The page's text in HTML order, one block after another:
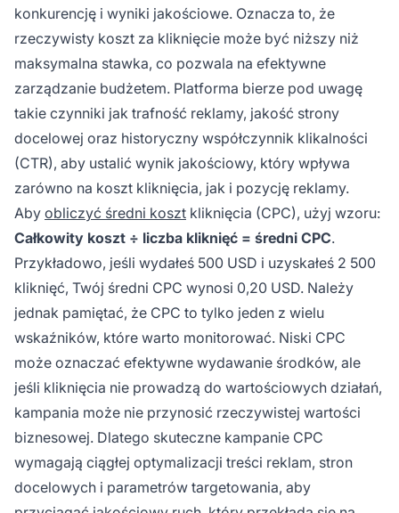
konkurencję i wyniki jakościowe. Oznacza to, że
rzeczywisty koszt za kliknięcie może być niższy niż
maksymalna stawka, co pozwala na efektywne
zarządzanie budżetem. Platforma bierze pod uwagę
takie czynniki jak trafność reklamy, jakość strony
docelowej oraz historyczny współczynnik klikalności
(CTR), aby ustalić wynik jakościowy, który wpływa
zarówno na koszt kliknięcia, jak i pozycję reklamy.
Aby obliczyć średni koszt kliknięcia (CPC), użyj wzoru:
Całkowity koszt ÷ liczba kliknięć = średni CPC.
Przykładowo, jeśli wydałeś 500 USD i uzyskałeś 2 500
kliknięć, Twój średni CPC wynosi 0,20 USD. Należy
jednak pamiętać, że CPC to tylko jeden z wielu
wskaźników, które warto monitorować. Niski CPC
może oznaczać efektywne wydawanie środków, ale
jeśli kliknięcia nie prowadzą do wartościowych działań,
kampania może nie przynosić rzeczywistej wartości
biznesowej. Dlatego skuteczne kampanie CPC
wymagają ciągłej optymalizacji treści reklam, stron
docelowych i parametrów targetowania, aby